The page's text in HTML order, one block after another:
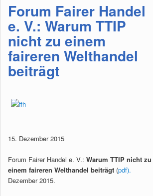
Forum Fairer Handel
e. V.: Warum TTIP
nicht zu einem
faireren Welthandel
beiträgt
15. Dezember 2015
Forum Fairer Handel e. V.: Warum TTIP nicht zu
einem faireren Welthandel beiträgt (pdf).
Dezember 2015.